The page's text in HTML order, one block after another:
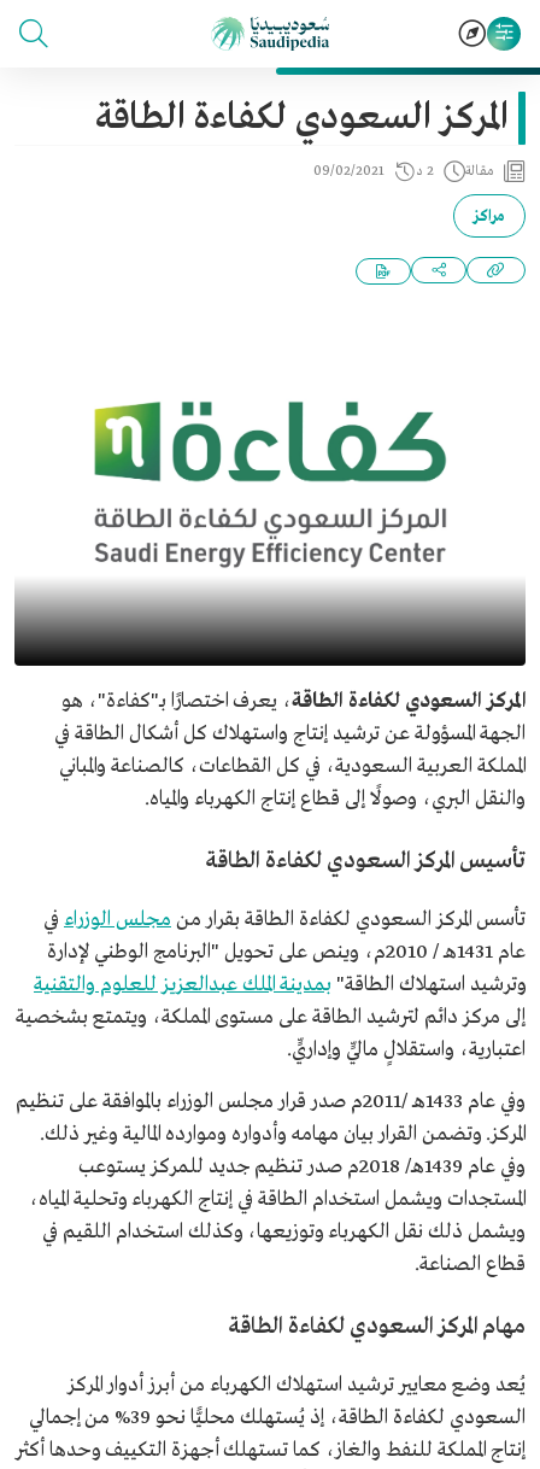
المركز السعودي لكفاءة الطاقة
مقالة 2 د 09/02/2021
مراكز
المركز السعودي لكفاءة الطاقة، يعرف اختصارًا بـ"كفاءة"، هو
الجهة المسؤولة عن ترشيد إنتاج واستهلاك كل أشكال الطاقة في
المملكة العربية السعودية، في كل القطاعات، كالصناعة والمباني
والنقل البري، وصولًا إلى قطاع إنتاج الكهرباء والمياه.
تأسيس المركز السعودي لكفاءة الطاقة
تأسس المركز السعودي لكفاءة الطاقة بقرار من مجلس الوزراء في
عام 1431هـ / 2010م، وينص على تحويل "البرنامج الوطني لإدارة
وترشيد استهلاك الطاقة" بمدينة الملك عبدالعزيز للعلوم والتقنية
إلى مركز دائم لترشيد الطاقة على مستوى المملكة، ويتمتع بشخصية
اعتبارية، واستقلالٍ ماليٍّ وإداريٍّ.
وفي عام 1433هـ /2011م صدر قرار مجلس الوزراء بالموافقة على تنظيم
المركز. وتضمن القرار بيان مهامه وأدواره وموارده المالية وغير ذلك.
وفي عام 1439هـ/ 2018م صدر تنظيم جديد للمركز يستوعب
المستجدات ويشمل استخدام الطاقة في إنتاج الكهرباء وتحلية المياه،
ويشمل ذلك نقل الكهرباء وتوزيعها، وكذلك استخدام اللقيم في
قطاع الصناعة.
مهام المركز السعودي لكفاءة الطاقة
يُعد وضع معايير ترشيد استهلاك الكهرباء من أبرز أدوار المركز
السعودي لكفاءة الطاقة، إذ يُستهلك محليًّا نحو 39% من إجمالي
إنتاج المملكة للنفط والغاز، كما تستهلك أجهزة التكييف وحدها أكثر